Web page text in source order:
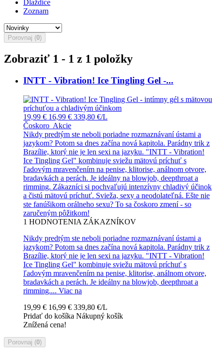
Dlaždice
Zoznam
Porovnaj (0)
Zobraziť 1 - 1 z 1 položky
INTT - Vibration! Ice Tingling Gel -...
19,99 € 16,99 € 339,80 €/L
Čoskoro Akcie
Nikdy predtým ste neboli poriadne rozmaznávaní ústami a
jazykom? Potom sa dnes začína nová kapitola. Parádny trik z
Brazílie, ktorý nie je len sexi na jazyku. "INTT - Vibration!
Ice Tingling Gel" kombinuje sviežu mätovú príchuť s
ľadovým mravenčením na penise, klitorise, análnom otvore,
bradavkách a perách. Je ideálny na blowjob, deepthroat a
rimming. Zákazníci si pochvaľujú intenzívny chladivý účinok
a čistú mätovú príchuť. Svieža, sexy a neodolateľná. Ešte nie
ste fanúšikom orálneho sexu? To sa čoskoro zmení - so
zaručeným pôžitkom!
1 HODNOTENIA ZÁKAZNÍKOV
Nikdy predtým ste neboli poriadne rozmaznávaní ústami a
jazykom? Potom sa dnes začína nová kapitola. Parádny trik z
Brazílie, ktorý nie je len sexi na jazyku. "INTT - Vibration!
Ice Tingling Gel" kombinuje sviežu mätovú príchuť s
ľadovým mravenčením na penise, klitorise, análnom otvore,
bradavkách a perách. Je ideálny na blowjob, deepthroat a
rimming.... Viac na
19,99 € 16,99 € 339,80 €/L
Pridať do košíka Nákupný košík
Znížená cena!
Porovnaj (0)